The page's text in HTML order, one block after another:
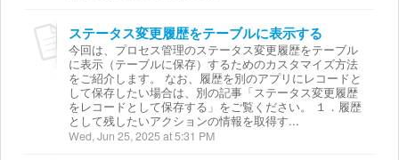
ステータス変更履歴をテーブルに表示する
今回は、プロセス管理のステータス変更履歴をテーブル
に表示（テーブルに保存）するためのカスタマイズ方法
をご紹介します。 なお、履歴を別のアプリにレコードと
して保存したい場合は、別の記事「ステータス変更履歴
をレコードとして保存する」をご覧ください。 １．履歴
として残したいアクションの情報を取得す...
Wed, Jun 25, 2025 at 5:31 PM